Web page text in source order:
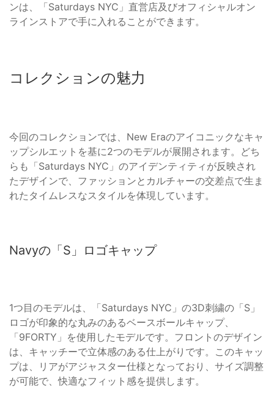
ンは、「Saturdays NYC」直営店及びオフィシャルオン
ラインストアで手に入れることができます。
コレクションの魅力
今回のコレクションでは、New Eraのアイコニックなキャ
ップシルエットを基に2つのモデルが展開されます。どち
らも「Saturdays NYC」のアイデンティティが反映され
たデザインで、ファッションとカルチャーの交差点で生ま
れたタイムレスなスタイルを体現しています。
Navyの「S」ロゴキャップ
1つ目のモデルは、「Saturdays NYC」の3D刺繍の「S」
ロゴが印象的な丸みのあるベースボールキャップ、
「9FORTY」を使用したモデルです。フロントのデザイン
は、キャッチーで立体感のある仕上がりです。このキャッ
プは、リアがアジャスター仕様となっており、サイズ調整
が可能で、快適なフィット感を提供します。